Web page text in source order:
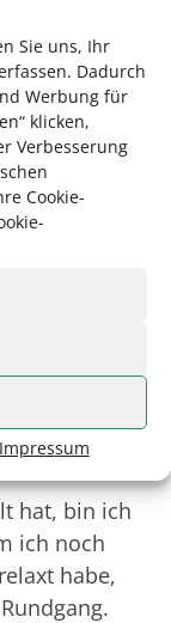
Sie uns, Ihr
Dadurch
Werbung für
klicken,
Verbesserung
Cookie-
auf einer
wie meine
und sie
an.
dem
hat, bin ich
ich noch
habe,